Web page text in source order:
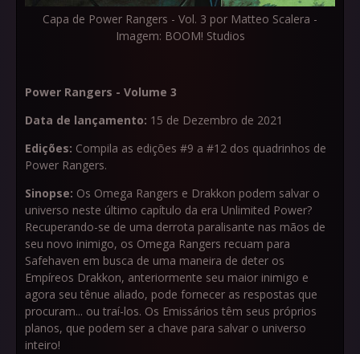
Capa de Power Rangers - Vol. 3 por Matteo Scalera -
Imagem: BOOM! Studios
Power Rangers - Volume 3
Data de lançamento: 15 de Dezembro de 2021
Edições: Compila as edições #9 a #12 dos quadrinhos de
Power Rangers.
Sinopse: Os Omega Rangers e Drakkon podem salvar o
universo neste último capítulo da era Unlimited Power?
Recuperando-se de uma derrota paralisante nas mãos de
seu novo inimigo, os Omega Rangers recuam para
Safehaven em busca de uma maneira de deter os
Empíreos Drakkon, anteriormente seu maior inimigo e
agora seu tênue aliado, pode fornecer as respostas que
procuram... ou traí-los. Os Emissários têm seus próprios
planos, que podem ser a chave para salvar o universo
inteiro!